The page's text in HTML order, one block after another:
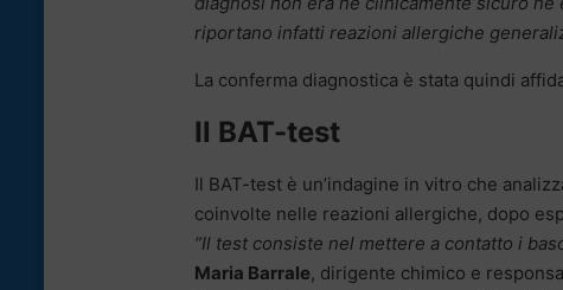
riportano infatti reazioni allergiche
La conferma diagnostica è stata quindi
Il BAT-test
Il BAT-test è un’indagine in vitro che
coinvolte nelle reazioni allergiche, dopo
“Il test consiste nel mettere a contatto i
Maria Barrale, dirigente chimico e